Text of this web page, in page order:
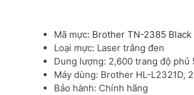
Mã mực: Brother TN-2385 Black
Loại mực: Laser trắng đen
Dung lượng: 2,600 trang độ phủ
Máy dùng: Brother HL-L2321D,
Bảo hành: Chính hãng